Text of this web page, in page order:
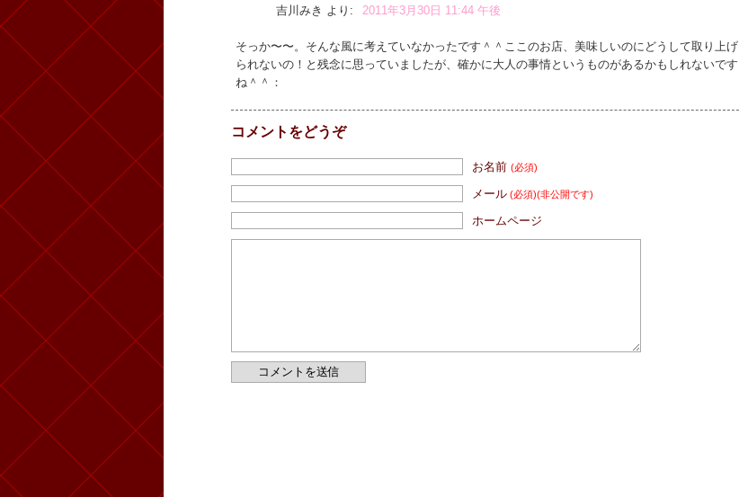
吉川みき より: 2011年3月30日 11:44 午後
そっか〜〜。そんな風に考えていなかったです＾＾ここのお店、美味しいのにどうして取り上げ
られないの！と残念に思っていましたが、確かに大人の事情というものがあるかもしれないです
ね＾＾：
コメントをどうぞ
お名前 (必須)
メール (必須)(非公開です)
ホームページ